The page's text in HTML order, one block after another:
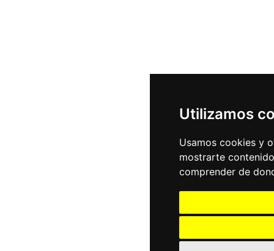
Utilizamos
Usamos cookies y
mostrarte
comprender de